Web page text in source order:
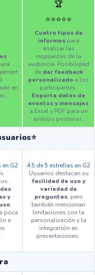
en
🏆
⭐️⭐️⭐️⭐️⭐️
Cuatro tipos de
informespara
analizar las
respuestas de la
audiencia. Posibilidad
de dar feedback
personalizado a los
participantes.
Exporta datos de
eventos y mensajes
a Excel y PDF para un
análisis posterior.
en G2
y
;
poca
e
4.5 de 5 estrellas en G2
Usuarios destacan su
facilidad de uso y
variedad de
preguntas, pero
también mencionan
limitaciones con la
personalización y la
integración en
presentaciones.